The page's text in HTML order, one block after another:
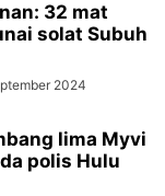
32 mat
solat Subuh
2024
lima Myvi
polis Hulu